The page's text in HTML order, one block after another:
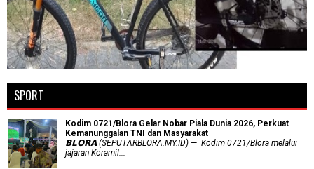
SPORT
Kodim 0721/Blora Gelar Nobar Piala Dunia 2026, Perkuat
Kemanunggalan TNI dan Masyarakat
𝗕𝗟𝗢𝗥𝗔 (SEPUTARBLORA.MY.ID) — Kodim 0721/Blora melalui
jajaran Koramil...